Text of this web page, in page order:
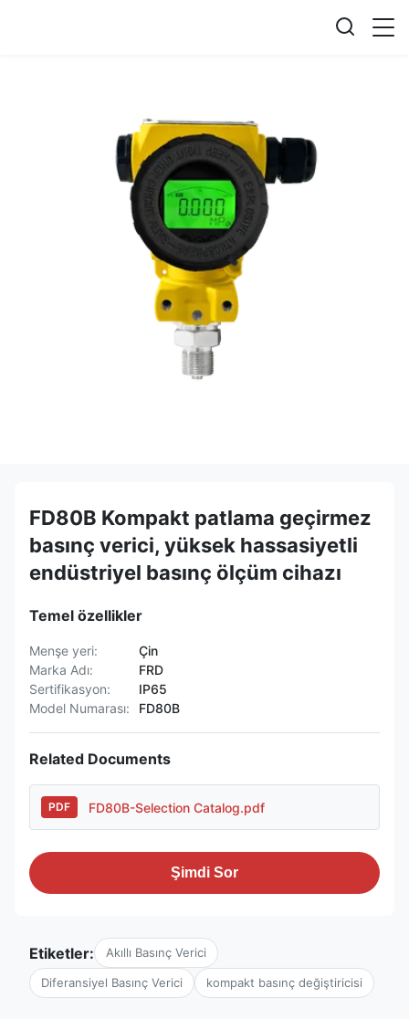
FD80B Kompakt patlama geçirmez
basınç verici, yüksek hassasiyetli
endüstriyel basınç ölçüm cihazı
Temel özellikler
Menşe yeri:
Çin
Marka Adı:
FRD
Sertifikasyon:
IP65
Model Numarası:
FD80B
Related Documents
PDF FD80B-Selection Catalog.pdf
Şimdi Sor
Etiketler: Akıllı Basınç Verici
Diferansiyel Basınç Verici kompakt basınç değiştiricisi